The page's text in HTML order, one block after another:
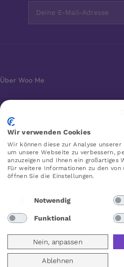
Über Woo Me
Kundenservice
Favoriten
WOO
Wir verwenden Cookies
Wir können diese zur Analyse
um unsere Webseite zu verbessern,
anzuzeigen und Ihnen ein großartiges
Für weitere Informationen zu den von
öffnen Sie die Einstellungen.
Notwendig
Funktional
Nein, anpassen
Ablehnen